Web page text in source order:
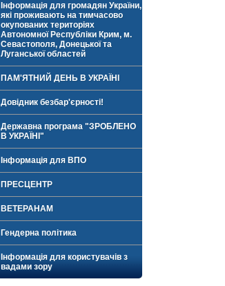
Інформація для громадян України,
які проживають на тимчасово
окупованих територіях
Автономної Республіки Крим, м.
Севастополя, Донецької та
Луганської областей
ПАМ'ЯТНИЙ ДЕНЬ В УКРАЇНІ
Довідник безбар'єрності!
Державна програма "ЗРОБЛЕНО
В УКРАЇНІ"
Інформація для ВПО
ПРЕСЦЕНТР
ВЕТЕРАНАМ
Гендерна політика
Інформація для користувачів з
вадами зору